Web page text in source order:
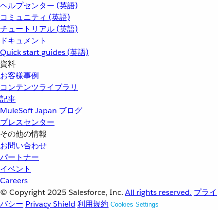
ヘルプセンター (英語)
コミュニティ (英語)
チュートリアル (英語)
ドキュメント
Quick start guides (英語)
資料
お客様事例
コンテンツライブラリ
記事
MuleSoft Japan ブログ
プレスセンター
その他の情報
お問い合わせ
パートナー
イベント
Careers
© Copyright 2025 Salesforce, Inc. All rights reserved. プライ
バシー Privacy Shield 利用規約 Cookies Settings